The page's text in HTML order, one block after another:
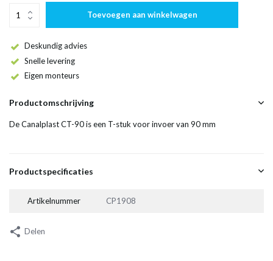
Toevoegen aan winkelwagen
Deskundig advies
Snelle levering
Eigen monteurs
Productomschrijving
De Canalplast CT-90 is een T-stuk voor invoer van 90 mm
Productspecificaties
Artikelnummer CP1908
Delen